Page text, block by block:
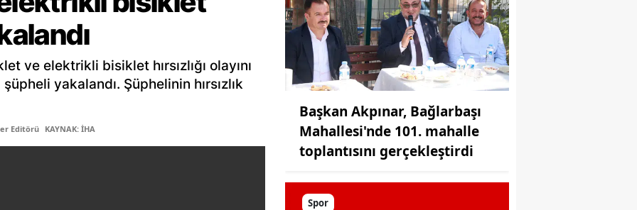
ve elektrikli bisiklet hırsızlığı olayını
yakalandı. Şüphelinin hırsızlık
Editörü KAYNAK: İHA
Başkan Akpınar, Bağlarbaşı
Mahallesi'nde 101. mahalle
toplantısını gerçekleştirdi
Spor